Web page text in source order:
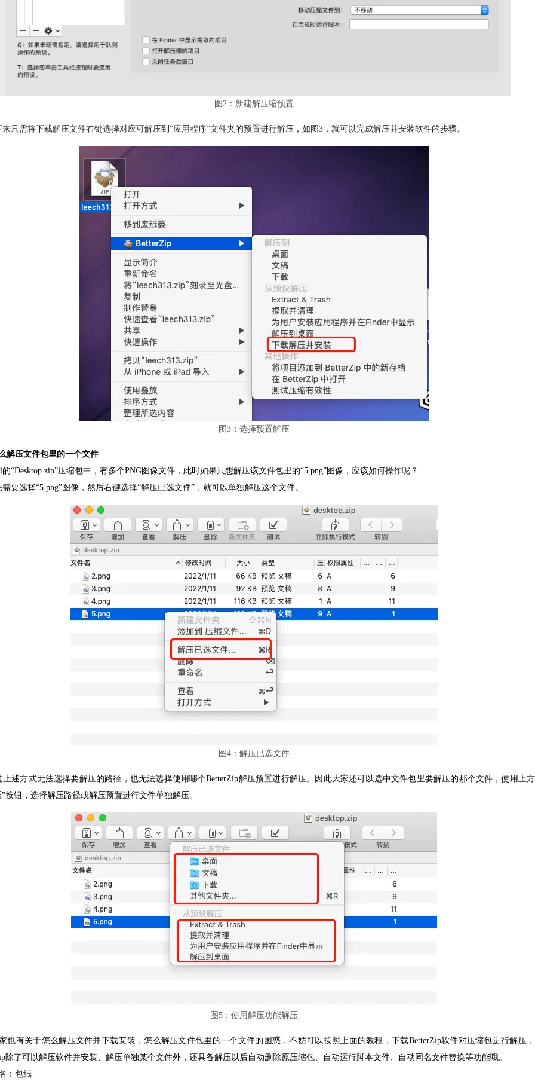
图2：新建解压缩预置
来只需将下载解压文件右键选择对应可解压到“应用程序”文件夹的预置进行解压，如图3，就可以完成解压并安装软件的步骤。
图3：选择预置解压
解压文件包里的一个文件
的“Desktop.zip”压缩包中，有多个PNG图像文件，此时如果只想解压该文件包里的“5.png”图像，应该如何操作呢？
需要选择“5.png”图像，然后右键选择“解压已选文件”，就可以单独解压这个文件。
图4：解压已选文件
上述方式无法选择要解压的路径，也无法选择使用哪个BetterZip解压预置进行解压。因此大家还可以选中文件包里要解压的那个文件 ，使用上方
”按钮，选择解压路径或解压预置进行文件单独解压。
图5：使用解压功能解压
也有关于怎么解压文件并下载安装，怎么解压文件包里的一个文件的困惑，不妨可以按照上面的教程，下载BetterZip软件对压缩包进行解压，
除了可以解压软件并安装、解压单独某个文件外，还具备解压以后自动删除原压缩包、自动运行脚本文件、自动同名文件替换等功能哦。
：包纸